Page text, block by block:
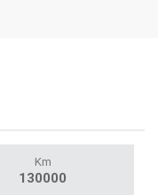
Km
130000